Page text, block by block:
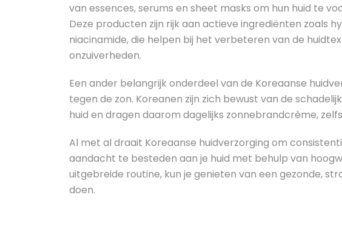
van essences, serums en sheet masks om hun huid te
Deze producten zijn rijk aan actieve ingrediënten zoals
niacinamide, die helpen bij het verbeteren van de
onzuiverheden.
Een ander belangrijk onderdeel van de Koreaanse
tegen de zon. Koreanen zijn zich bewust van de
huid en dragen daarom dagelijks zonnebrandcrème,
Al met al draait Koreaanse huidverzorging om
aandacht te besteden aan je huid met behulp van
uitgebreide routine, kun je genieten van een gezonde,
doen.